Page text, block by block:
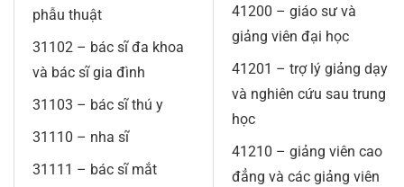
phẫu thuật
31102 – bác sĩ đa khoa
và bác sĩ gia đình
31103 – bác sĩ thú y
31110 – nha sĩ
31111 – bác sĩ mắt
41200 – giáo sư và
giảng viên đại học
41201 – trợ lý giảng dạy
và nghiên cứu sau trung
học
41210 – giảng viên cao
đẳng và các giảng viên